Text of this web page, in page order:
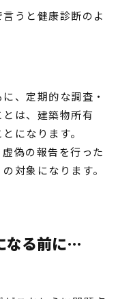
うと健康診断のよ
、定期的な調査・
は、建築物所有
になります。
偽の報告を行った
対象になります。
なる前に…